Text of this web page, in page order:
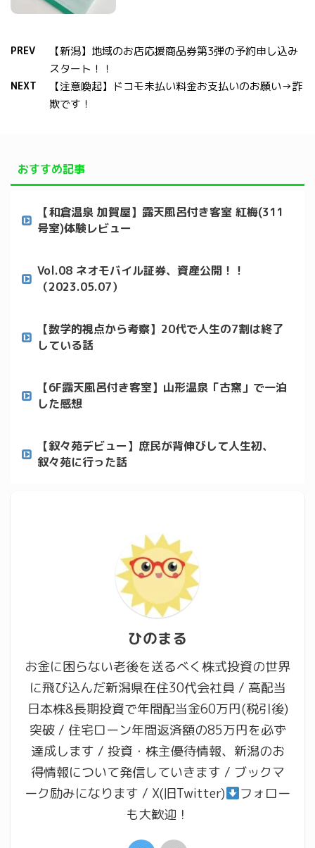
PREV
【新潟】地域のお店応援商品券第3弾の予約申し込み
スタート！！
NEXT
【注意喚起】ドコモ未払い料金お支払いのお願い→詐
欺です！
おすすめ記事
【和倉温泉 加賀屋】露天風呂付き客室 紅梅(311
号室)体験レビュー
Vol.08 ネオモバイル証券、資産公開！！
（2023.05.07）
【数学的視点から考察】20代で人生の7割は終了
している話
【6F露天風呂付き客室】山形温泉「古窯」で一泊
した感想
【叙々苑デビュー】庶民が背伸びして人生初、
叙々苑に行った話
ひのまる
お金に困らない老後を送るべく株式投資の世界
に飛び込んだ新潟県在住30代会社員 / 高配当
日本株&長期投資で年間配当金60万円(税引後)
突破 / 住宅ローン年間返済額の85万円を必ず
達成します / 投資・株主優待情報、新潟のお
得情報について発信していきます / ブックマ
ーク励みになります / X(旧Twitter)
フォロー
も大歓迎！